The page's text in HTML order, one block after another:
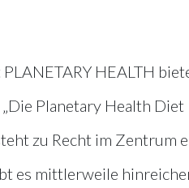
HEALTH
Planetary Health Diet
zu Recht im Zentrum
es mittlerweile